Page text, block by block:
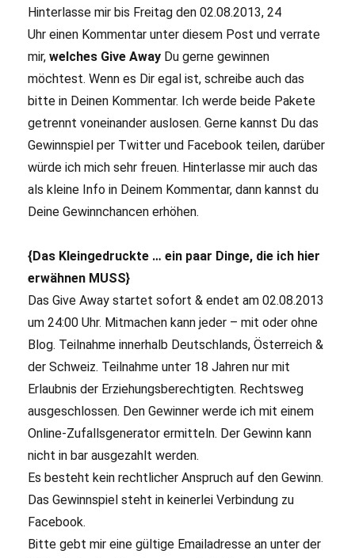
Hinterlasse mir bis Freitag den 02.08.2013, 24
Uhr einen Kommentar unter diesem Post und verrate
mir, welches Give AwayDu gerne gewinnen
möchtest. Wenn es Dir egal ist, schreibe auch das
bitte in Deinen Kommentar. Ich werde beide Pakete
getrennt voneinander auslosen. Gerne kannst Du das
Gewinnspiel per Twitter und Facebook teilen, darüber
würde ich mich sehr freuen. Hinterlasse mir auch das
als kleine Info in Deinem Kommentar, dann kannst du
Deine Gewinnchancen erhöhen.
{Das Kleingedruckte … ein paar Dinge, die ich hier
erwähnen MUSS}
Das Give Away startet sofort & endet am 02.08.2013
um 24:00 Uhr. Mitmachen kann jeder – mit oder ohne
Blog. Teilnahme innerhalb Deutschlands, Österreich &
der Schweiz. Teilnahme unter 18 Jahren nur mit
Erlaubnis der Erziehungsberechtigten. Rechtsweg
ausgeschlossen. Den Gewinner werde ich mit einem
Online-Zufallsgenerator ermitteln. Der Gewinn kann
nicht in bar ausgezahlt werden.
Es besteht kein rechtlicher Anspruch auf den Gewinn.
Das Gewinnspiel steht in keinerlei Verbindung zu
Facebook.
Bitte gebt mir eine gültige Emailadresse an unter der